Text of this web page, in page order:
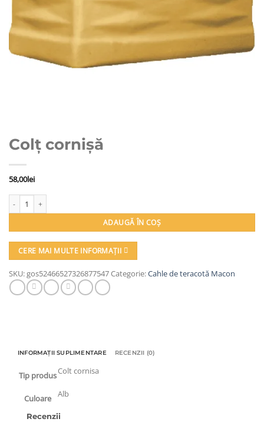
Colț cornișă
58,00lei
ADAUGĂ ÎN COȘ
CERE MAI MULTE INFORMAȚII
SKU:gos52466527326877547Categorie:Cahle de teracotă Macon
INFORMAȚII SUPLIMENTARE RECENZII (0)
Tip produsColt cornisa
Culoare Alb
Recenzii